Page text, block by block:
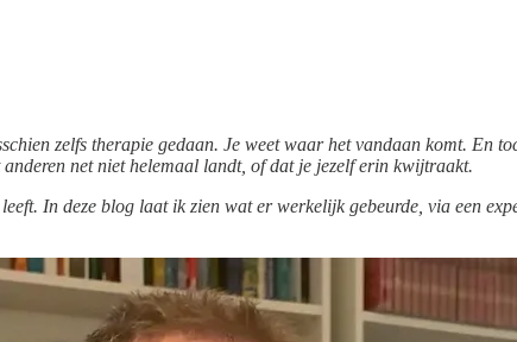
zelfs therapie gedaan. Je weet waar het vandaan komt. En
net niet helemaal landt, of dat je jezelf erin kwijtraakt.
In deze blog laat ik zien wat er werkelijk gebeurde, via een